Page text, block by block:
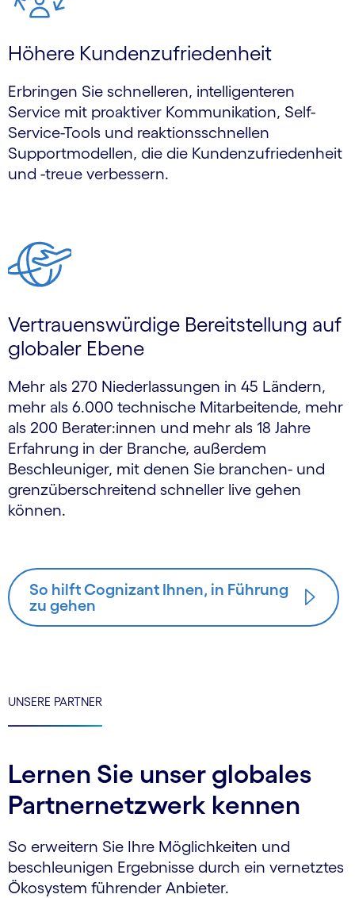
Höhere Kundenzufriedenheit
Erbringen Sie schnelleren, intelligenteren
Service mit proaktiver Kommunikation, Self-
Service-Tools und reaktionsschnellen
Supportmodellen, die die Kundenzufriedenheit
und -treue verbessern.
Vertrauenswürdige Bereitstellung auf
globaler Ebene
Mehr als 270 Niederlassungen in 45 Ländern,
mehr als 6.000 technische Mitarbeitende, mehr
als 200 Berater:innen und mehr als 18 Jahre
Erfahrung in der Branche, außerdem
Beschleuniger, mit denen Sie branchen- und
grenzüberschreitend schneller live gehen
können.
So hilft Cognizant Ihnen, in Führung
zu gehen
UNSERE PARTNER
Lernen Sie unser globales
Partnernetzwerk kennen
So erweitern Sie Ihre Möglichkeiten und
beschleunigen Ergebnisse durch ein vernetztes
Ökosystem führender Anbieter.